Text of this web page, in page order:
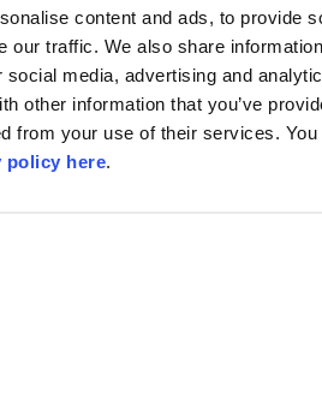
content and ads, to provide
our traffic. We also share
social media, advertising and
other information that you’ve
from your use of their services.
policy here